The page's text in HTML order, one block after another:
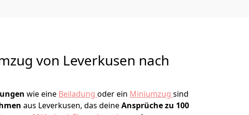
von Leverkusen nach
wie eine Beiladung oder ein Miniumzug sind
aus Leverkusen, das deineAnsprüche zu 100